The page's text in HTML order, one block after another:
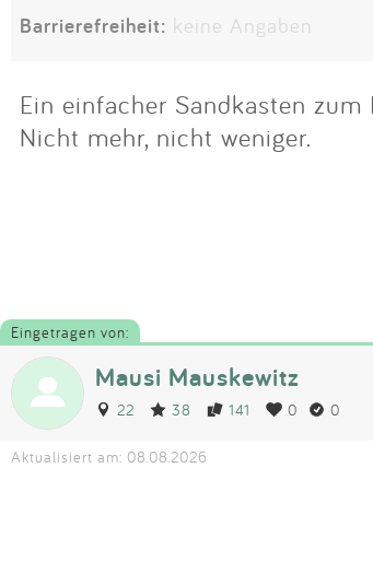
Barrierefreiheit: keine Angaben
Ein einfacher Sandkasten
Nicht mehr, nicht weniger.
Eingetragen von:
Mausi Mauskewitz
22 38 141 0 0
Aktualisiert am: 08.08.2026